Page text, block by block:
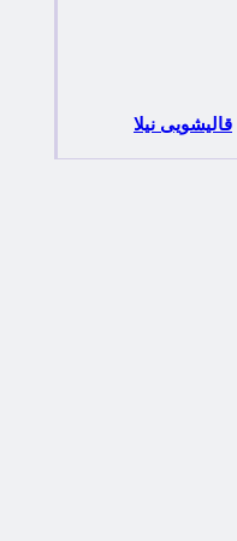
قالیشویی نیلا